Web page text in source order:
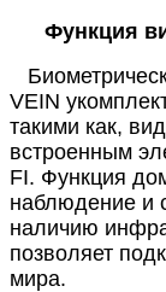
Функция
VEIN
такими как,
встроенным
FI. Функция
наблюдение и
наличию
позволяет
мира.